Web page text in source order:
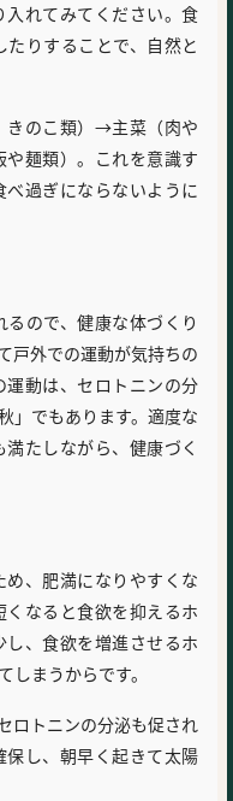
れてみてください。食
りすることで、自然と
きのこ類）→主菜（肉や
麺類）。これを意識す
過ぎにならないように
ので、健康な体づくり
戸外での運動が気持ちの
動は、セロトニンの分
」でもあります。適度な
たしながら、健康づく
、肥満になりやすくな
なると食欲を抑えるホ
、食欲を増進させるホ
しまうからです。
ロトニンの分泌も促され
し、朝早く起きて太陽